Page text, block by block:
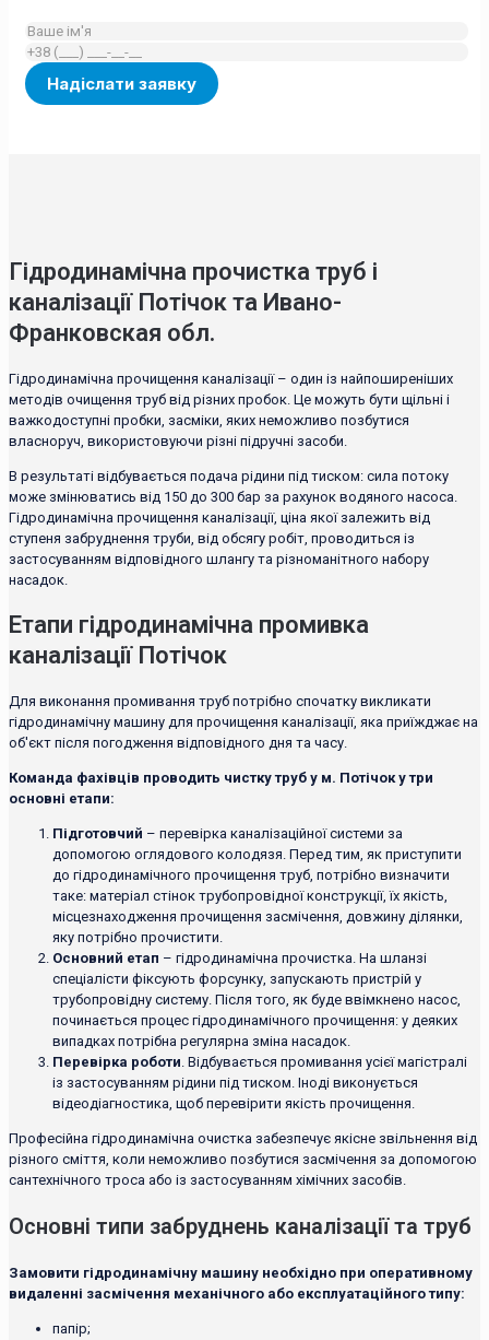
Гідродинамічна прочистка труб і
каналізації Потічок та Ивано-
Франковская обл.
Гідродинамічна прочищення каналізації – один із найпоширеніших
методів очищення труб від різних пробок. Це можуть бути щільні і
важкодоступні пробки, засміки, яких неможливо позбутися
власноруч, використовуючи різні підручні засоби.
В результаті відбувається подача рідини під тиском: сила потоку
може змінюватись від 150 до 300 бар за рахунок водяного насоса.
Гідродинамічна прочищення каналізації, ціна якої залежить від
ступеня забруднення труби, від обсягу робіт, проводиться із
застосуванням відповідного шлангу та різноманітного набору
насадок.
Етапи гідродинамічна промивка
каналізації Потічок
Для виконання промивання труб потрібно спочатку викликати
гідродинамічну машину для прочищення каналізації, яка приїжджає на
об'єкт після погодження відповідного дня та часу.
Команда фахівців проводить чистку труб у м. Потічок у три
основні етапи:
Підготовчий – перевірка каналізаційної системи за
допомогою оглядового колодязя. Перед тим, як приступити
до гідродинамічного прочищення труб, потрібно визначити
таке: матеріал стінок трубопровідної конструкції, їх якість,
місцезнаходження прочищення засмічення, довжину ділянки,
яку потрібно прочистити.
Основний етап – гідродинамічна прочистка. На шланзі
спеціалісти фіксують форсунку, запускають пристрій у
трубопровідну систему. Після того, як буде ввімкнено насос,
починається процес гідродинамічного прочищення: у деяких
випадках потрібна регулярна зміна насадок.
Перевірка роботи. Відбувається промивання усієї магістралі
із застосуванням рідини під тиском. Іноді виконується
відеодіагностика, щоб перевірити якість прочищення.
Професійна гідродинамічна очистка забезпечує якісне звільнення від
різного сміття, коли неможливо позбутися засмічення за допомогою
сантехнічного троса або із застосуванням хімічних засобів.
Основні типи забруднень каналізації та труб
Замовити гідродинамічну машину необхідно при оперативному
видаленні засмічення механічного або експлуатаційного типу:
папір;